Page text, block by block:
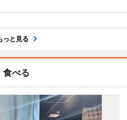
っと見る
食べる